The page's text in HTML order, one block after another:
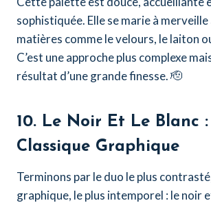
sophistiquée. Elle se marie à merveille
matières comme le velours, le laiton
C’est une approche plus complexe
résultat d’une grande finesse. 🫡
10. Le Noir Et Le Blanc
Classique Graphique
Terminons par le duo le plus
graphique, le plus intemporel : le noir